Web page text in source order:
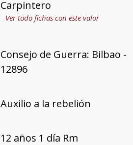
Carpintero
Ver todo fichas con este valor
Consejo de Guerra: Bilbao -
12896
Auxilio a la rebelión
12 años 1 día Rm